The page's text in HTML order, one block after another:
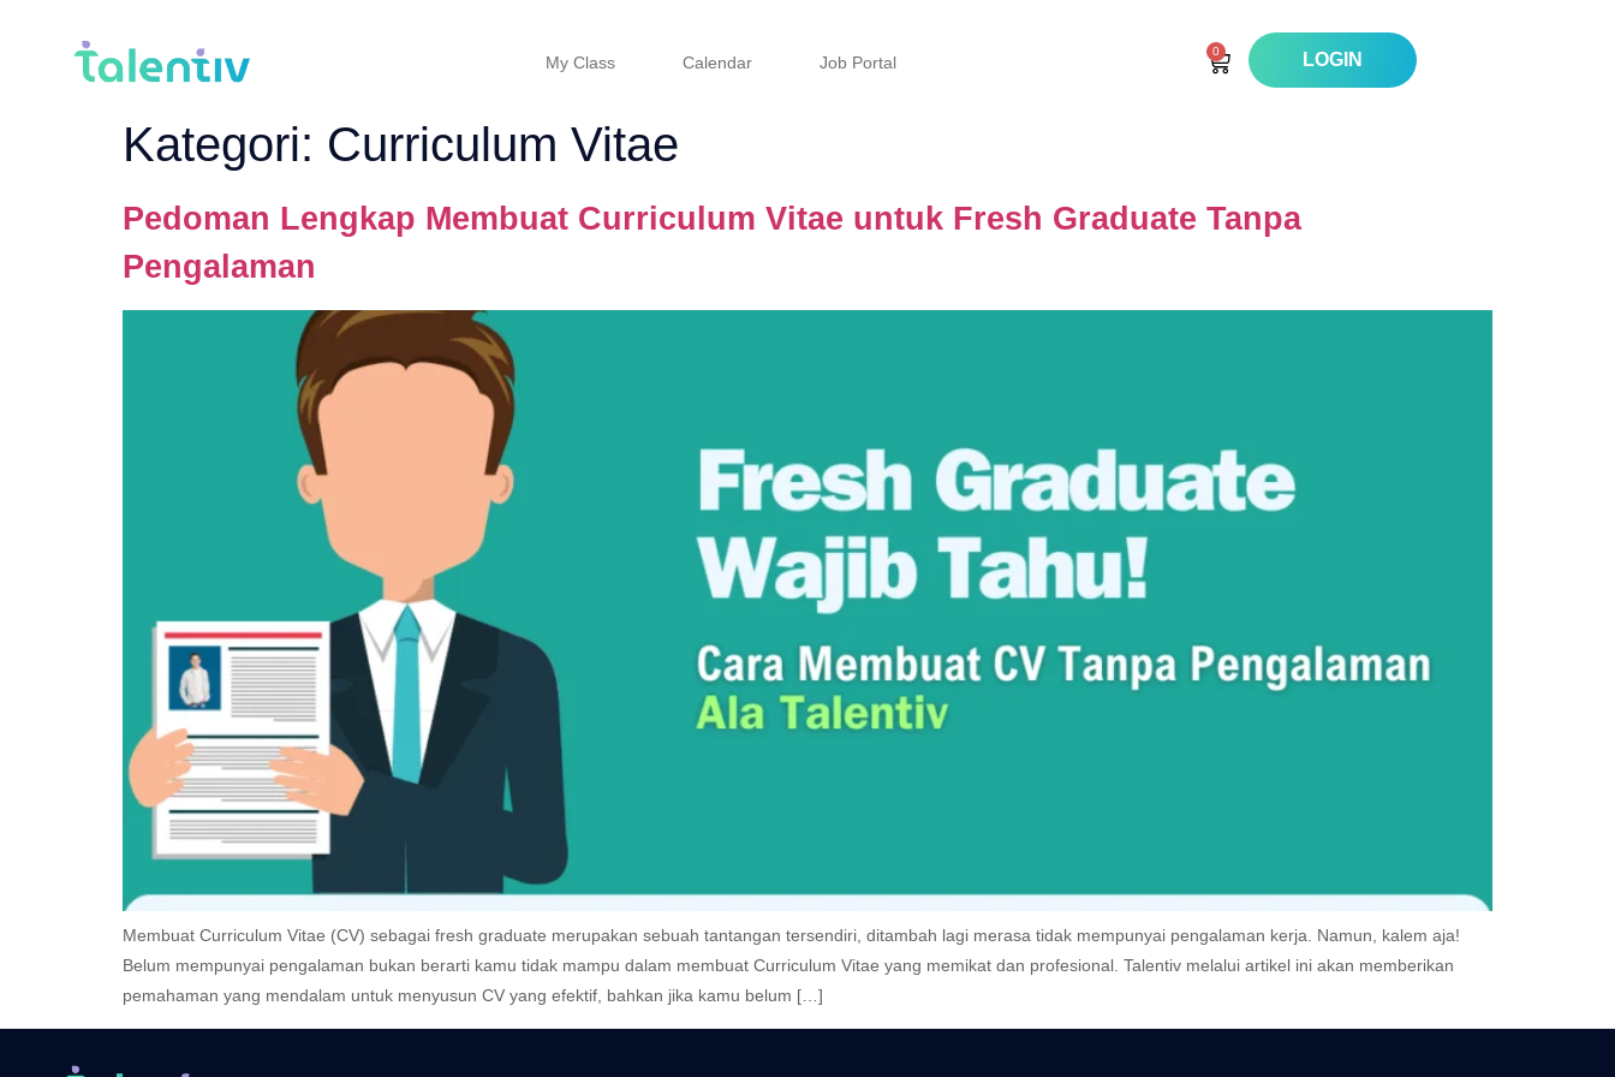
My Class Calendar Job Portal
0 LOGIN
Kategori: Curriculum Vitae
Pedoman Lengkap Membuat Curriculum Vitae untuk Fresh Graduate Tanpa
Pengalaman
Membuat Curriculum Vitae (CV) sebagai fresh graduate merupakan sebuah tantangan tersendiri, ditambah lagi merasa tidak mempunyai pengalaman kerja. Namun, kalem aja!
Belum mempunyai pengalaman bukan berarti kamu tidak mampu dalam membuat Curriculum Vitae yang memikat dan profesional. Talentiv melalui artikel ini akan memberikan
pemahaman yang mendalam untuk menyusun CV yang efektif, bahkan jika kamu belum […]